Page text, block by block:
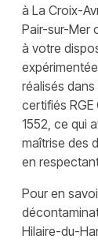
à La Croix-
Pair-sur-Mer
à votre
réalisés
certifiés
1552, ce qui
maîtrise des
en
Pour en
Hilaire-du-